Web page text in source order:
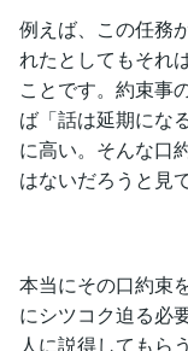
例えば、この任務
れたとしてもそれ
ことです。約束事
ば「話は延期にな
に高い。そんな口
はないだろうと見
本当にその口約束
にシツコク迫る必
人に説得してもら